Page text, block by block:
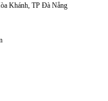
Khánh, TP Đà Nẵng